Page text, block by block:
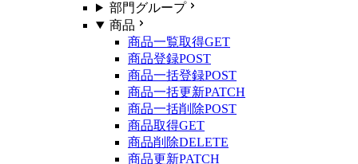
部門グループ
商品
商品一覧取得GET
商品登録POST
商品一括登録POST
商品一括更新PATCH
商品一括削除POST
商品取得GET
商品削除DELETE
商品更新PATCH